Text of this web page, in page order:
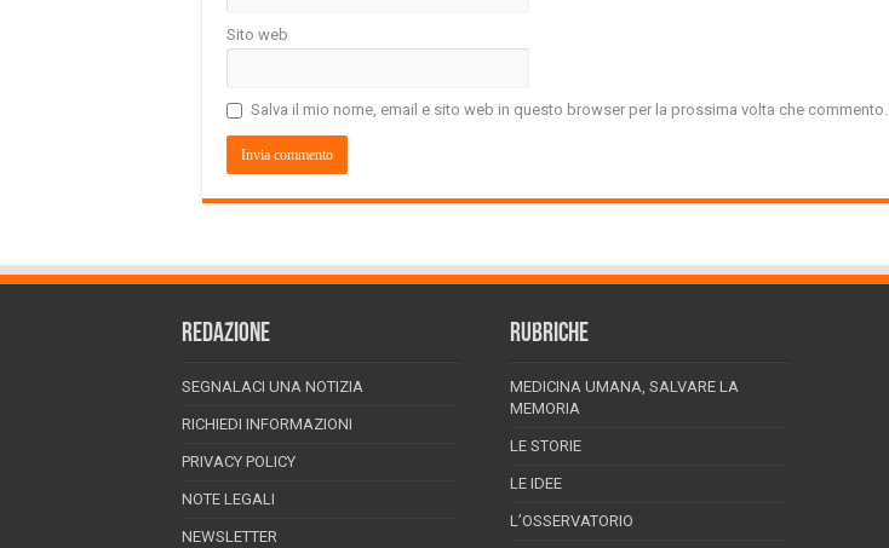
Sito web
Salva il mio nome, email e sito web in questo browser per la prossima volta che commento.
REDAZIONE
SEGNALACI UNA NOTIZIA
RICHIEDI INFORMAZIONI
PRIVACY POLICY
NOTE LEGALI
NEWSLETTER
RUBRICHE
MEDICINA UMANA, SALVARE LA
MEMORIA
LE STORIE
LE IDEE
L’OSSERVATORIO